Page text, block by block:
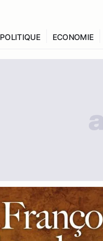
POLITIQUE ECONOMIE